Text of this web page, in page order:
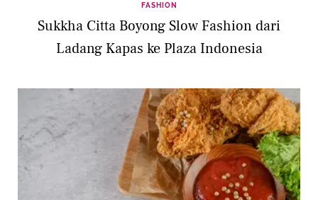
FASHION
Sukkha Citta Boyong Slow Fashion dari
Ladang Kapas ke Plaza Indonesia